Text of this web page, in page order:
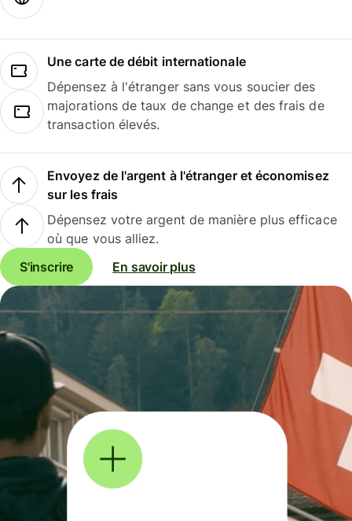
Une carte de débit internationale
Dépensez à l'étranger sans vous soucier des
majorations de taux de change et des frais de
transaction élevés.
Envoyez de l'argent à l'étranger et économisez
sur les frais
Dépensez votre argent de manière plus efficace
où que vous alliez.
S'inscrire
En savoir plus